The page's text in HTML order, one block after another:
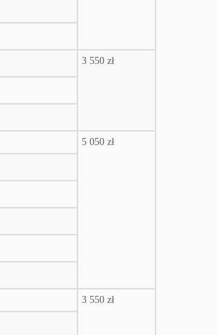
3 550 zł
5 050 zł
3 550 zł